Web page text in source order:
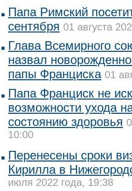
Папа Римский
сентября 01 августа
Глава Всемирного
назвал
папы Франциска 01
Папа Франциск не
возможности ухода
состоянию здоровья
10:00
Перенесены сроки
Кирилла в
июля 2022 года, 19:38